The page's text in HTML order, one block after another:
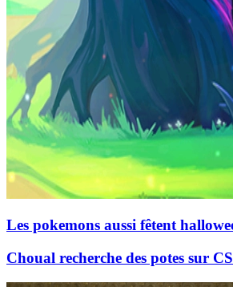
Les pokemons aussi fêtent
Choual recherche des potes sur